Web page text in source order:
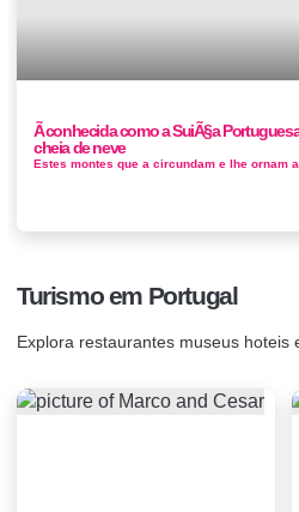
Ã conhecida como a SuiÃ§a
cheia de neve
Turismo em Portugal
Explora restaurantes museus hoteis